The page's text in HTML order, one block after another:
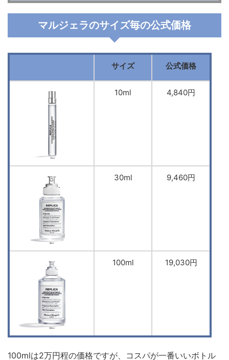
マルジェラのサイズ毎の公式価格
サイズ 公式価格
10ml 4,840円
30ml 9,460円
100ml 19,030円
100mlは2万円程の価格ですが、コスパが一番いいボトル